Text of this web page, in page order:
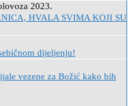
2023.
HVALA SVIMA KOJI SU
dijeljenju!
vezene za Božić kako bih